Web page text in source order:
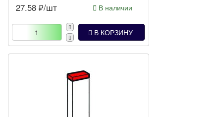
27.58 ₽/шт В наличии
В КОРЗИНУ